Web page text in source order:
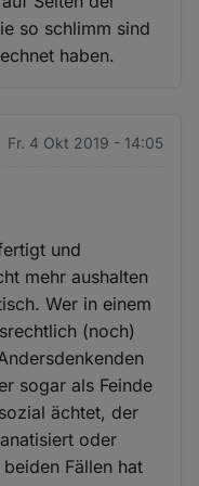
so schlimm sind
haben.
Fr. 4 Okt 2019 - 14:05
und
mehr aushalten
Wer in einem
(noch)
sogar als Feinde
ächtet, der
oder
Fällen hat